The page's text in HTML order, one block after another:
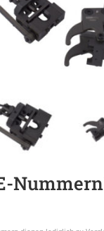
Nummern